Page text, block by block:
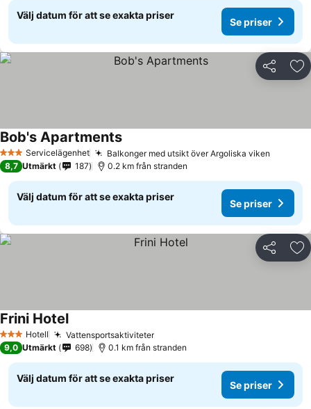
Välj datum för att se exakta priser
Se priser
Dela
3 StjärnorServicelägenhet Balkonger med utsikt över Argoliska viken
Bob's ApartmentsSe priser
8,7 Utmärkt 187 0.2 km från stranden
Välj datum för att se exakta priser
Se priser
Dela
3 StjärnorHotell VattensportsaktiviteterSe priser
Frini HotelSe priser
9,0 Utmärkt 698 0.1 km från stranden
Välj datum för att se exakta priser
Se priser